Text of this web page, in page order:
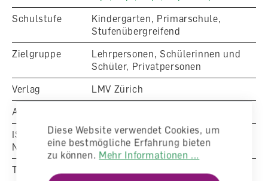
Schulstufe
Kindergarten, Primarschule,
Stufenübergreifend
Zielgruppe
Lehrpersonen, Schülerinnen und
Schüler, Privatpersonen
Verlag
LMV Zürich
Artikelnummer
ISBN/EAN-
Nummer
764-0-24598-131-8
Typ
Diese Website verwendet Cookies, um
eine bestmögliche Erfahrung bieten
zu können. Mehr Informationen ...